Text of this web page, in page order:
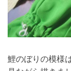
鯉のぼりの模様